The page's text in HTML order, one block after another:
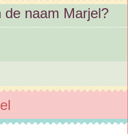
de naam Marjel?